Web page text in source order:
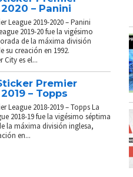
– Panini
League 2019-2020 – Panini
2019-20 fue la vigésimo
de la máxima división
su creación en 1992.
City es el...
Premier
– Topps
League 2018-2019 – Topps La
2018-19 fue la vigésimo séptima
la máxima división inglesa,
en...